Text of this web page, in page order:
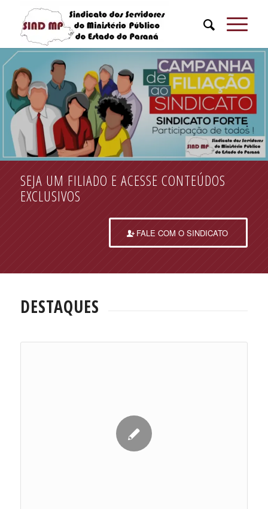
SEJA UM FILIADO E ACESSE CONTEÚDOS
EXCLUSIVOS
FALE COM O SINDICATO
DESTAQUES